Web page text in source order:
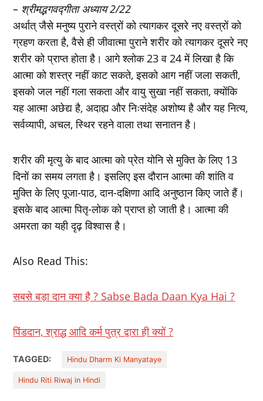
– श्रीमद्भगवद्गीता अध्याय 2/22
अर्थात् जैसे मनुष्य पुराने वस्त्रों को त्यागकर दूसरे नए वस्त्रों को
ग्रहण करता है, वैसे ही जीवात्मा पुराने शरीर को त्यागकर दूसरे नए
शरीर को प्राप्त होता है। आगे श्लोक 23 व 24 में लिखा है कि
आत्मा को शस्त्र नहीं काट सकते, इसको आग नहीं जला सकती,
इसको जल नहीं गला सकता और वायु सुखा नहीं सकता, क्योंकि
यह आत्मा अछेद्य है, अदाह्य और निःसंदेह अशोष्य है और यह नित्य,
सर्वव्यापी, अचल, स्थिर रहने वाला तथा सनातन है।
शरीर की मृत्यु के बाद आत्मा को प्रेत योनि से मुक्ति के लिए 13
दिनों का समय लगता है। इसलिए इस दौरान आत्मा की शांति व
मुक्ति के लिए पूजा-पाठ, दान-दक्षिणा आदि अनुष्ठान किए जाते हैं।
इसके बाद आत्मा पितृ-लोक को प्राप्त हो जाती है। आत्मा की
अमरता का यही दृढ़ विश्वास है।
Also Read This:
सबसे बड़ा दान क्या है ? Sabse Bada Daan Kya Hai ?
पिंडदान, श्राद्ध आदि कर्म पुत्र द्वारा ही क्यों ?
TAGGED: Hindu Dharm Ki Manyataye
Hindu Riti Riwaj in Hindi